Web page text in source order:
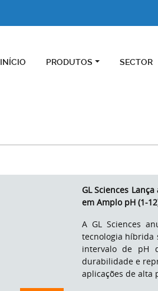
INÍCIO PRODUTOS SECTOR
GL Sciences
em Amplo pH (1-
A GL Sciences
tecnologia híbrida
intervalo de pH
durabilidade e
aplicações de alta